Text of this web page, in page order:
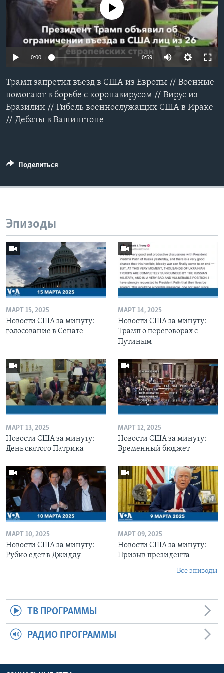
Learning English
СОЦИАЛЬНЫЕ СЕТИ
Языки
No media source currently available
0:00 0:59
Трамп запретил въезд в США из Европы // Военные
помогают в борьбе с коронавирусом // Вирус из
Бразилии // Гибель военнослужащих США в Ираке
// Дебаты в Вашингтоне
Поделиться
Эпизоды
МАРТ 15, 2025
Новости США за минуту:
голосование в Сенате
МАРТ 14, 2025
Новости США за минуту:
Трамп о переговорах с
Путиным
МАРТ 13, 2025
Новости США за минуту:
День святого Патрика
МАРТ 12, 2025
Новости США за минуту:
Временный бюджет
МАРТ 10, 2025
Новости США за минуту:
Рубио едет в Джидду
МАРТ 09, 2025
Новости США за минуту:
Призыв президента
Все эпизоды
ТВ ПРОГРАММЫ
РАДИО ПРОГРАММЫ